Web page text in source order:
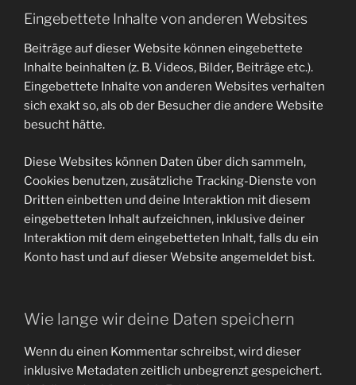
Eingebettete Inhalte von anderen Websites
Beiträge auf dieser Website können eingebettete
Inhalte beinhalten (z. B. Videos, Bilder, Beiträge etc.).
Eingebettete Inhalte von anderen Websites verhalten
sich exakt so, als ob der Besucher die andere Website
besucht hätte.
Diese Websites können Daten über dich sammeln,
Cookies benutzen, zusätzliche Tracking-Dienste von
Dritten einbetten und deine Interaktion mit diesem
eingebetteten Inhalt aufzeichnen, inklusive deiner
Interaktion mit dem eingebetteten Inhalt, falls du ein
Konto hast und auf dieser Website angemeldet bist.
Wie lange wir deine Daten speichern
Wenn du einen Kommentar schreibst, wird dieser
inklusive Metadaten zeitlich unbegrenzt gespeichert.